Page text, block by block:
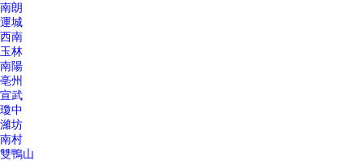
南朗
運城
西南
玉林
南陽
亳州
宣武
瓊中
濰坊
南村
雙鴨山